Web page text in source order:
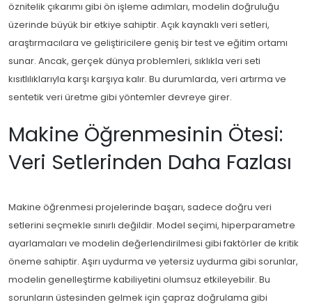
öznitelik çıkarımı gibi ön işleme adımları, modelin doğruluğu
üzerinde büyük bir etkiye sahiptir. Açık kaynaklı veri setleri,
araştırmacılara ve geliştiricilere geniş bir test ve eğitim ortamı
sunar. Ancak, gerçek dünya problemleri, sıklıkla veri seti
kısıtlılıklarıyla karşı karşıya kalır. Bu durumlarda, veri artırma ve
sentetik veri üretme gibi yöntemler devreye girer.
Makine Öğrenmesinin Ötesi:
Veri Setlerinden Daha Fazlası
Makine öğrenmesi projelerinde başarı, sadece doğru veri
setlerini seçmekle sınırlı değildir. Model seçimi, hiperparametre
ayarlamaları ve modelin değerlendirilmesi gibi faktörler de kritik
öneme sahiptir. Aşırı uydurma ve yetersiz uydurma gibi sorunlar,
modelin genelleştirme kabiliyetini olumsuz etkileyebilir. Bu
sorunların üstesinden gelmek için çapraz doğrulama gibi